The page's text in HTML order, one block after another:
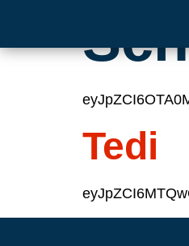
Tedi